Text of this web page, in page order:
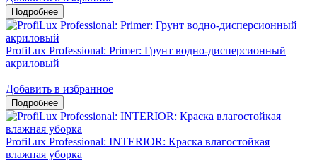
ProfiLux Professional: Primer: Грунт водно-дисперсионный
акриловый
Добавить в избранное
ProfiLux Professional: INTERIOR: Краска влагостойкая
влажная уборка